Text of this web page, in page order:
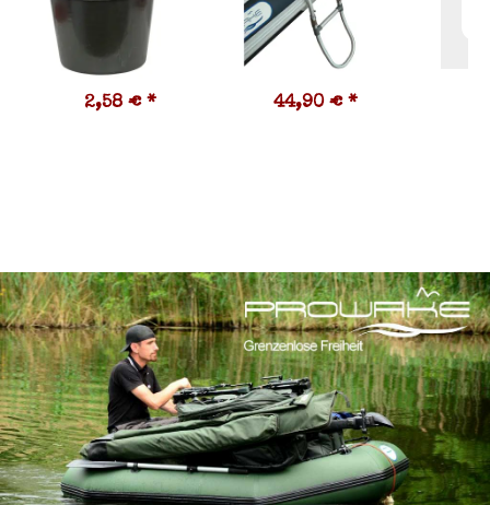
2,58 € * 44,90 € *